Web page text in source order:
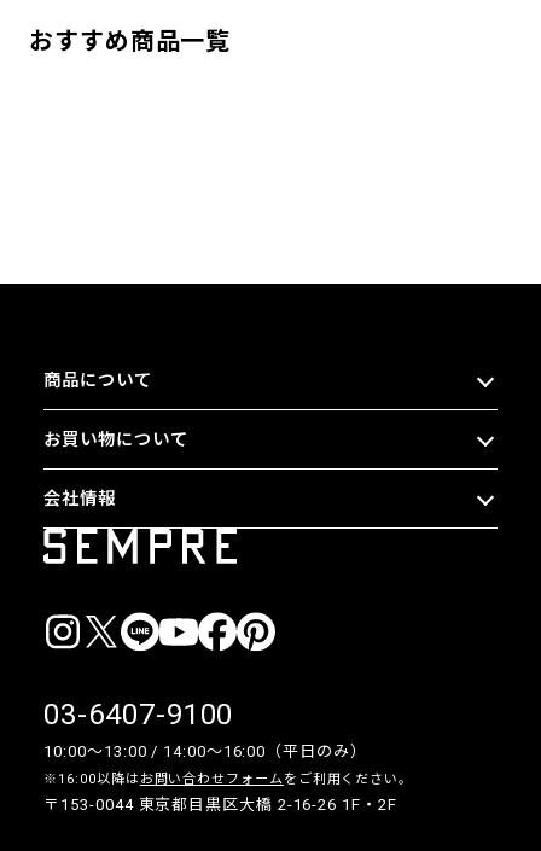
おすすめ商品一覧
商品について
お買い物について
会社情報
03-6407-9100
10:00〜13:00 / 14:00〜16:00（平日のみ）
※16:00以降は お問い合わせフォームをご利用ください。
〒153-0044 東京都目黒区大橋 2-16-26 1F・2F